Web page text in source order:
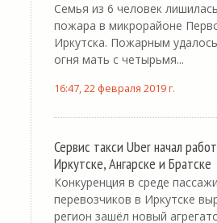
Семья из 6 человек
пожара в микрорайоне
Иркутска. Пожарным
огня мать с четырьмя...
16:47, 22 февраля 2019 г.
Сервис такси Uber начал
Иркутске, Ангарске и Братске
Конкуренция в среде
перевозчиков в Иркутске
регион зашёл новый